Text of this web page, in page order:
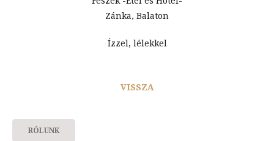
Zánka, Balaton
Ízzel, lélekkel
VISSZA
RÓLUNK